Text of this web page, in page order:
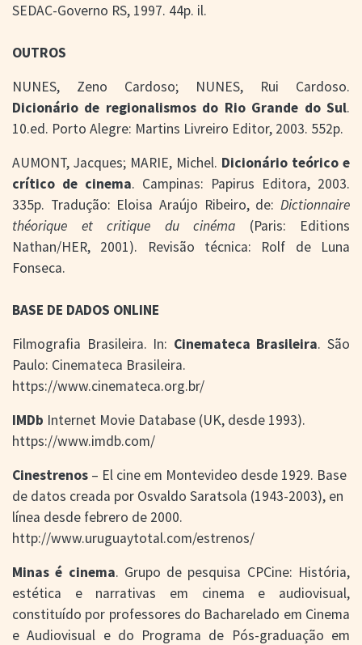
SEDAC-Governo RS, 1997. 44p. il.
OUTROS
NUNES, Zeno Cardoso; NUNES, Rui Cardoso.
Dicionário de regionalismos do Rio Grande do Sul.
10.ed. Porto Alegre: Martins Livreiro Editor, 2003. 552p.
AUMONT, Jacques; MARIE, Michel. Dicionário teórico e
crítico de cinema. Campinas: Papirus Editora, 2003.
335p. Tradução: Eloisa Araújo Ribeiro, de: Dictionnaire
théorique et critique du cinéma (Paris: Editions
Nathan/HER, 2001). Revisão técnica: Rolf de Luna
Fonseca.
BASE DE DADOS ONLINE
Filmografia Brasileira. In: Cinemateca Brasileira. São
Paulo: Cinemateca Brasileira.
https://www.cinemateca.org.br/
IMDb Internet Movie Database (UK, desde 1993).
https://www.imdb.com/
Cinestrenos – El cine em Montevideo desde 1929. Base
de datos creada por Osvaldo Saratsola (1943-2003), en
línea desde febrero de 2000.
http://www.uruguaytotal.com/estrenos/
Minas é cinema. Grupo de pesquisa CPCine: História,
estética e narrativas em cinema e audiovisual,
constituído por professores do Bacharelado em Cinema
e Audiovisual e do Programa de Pós-graduação em